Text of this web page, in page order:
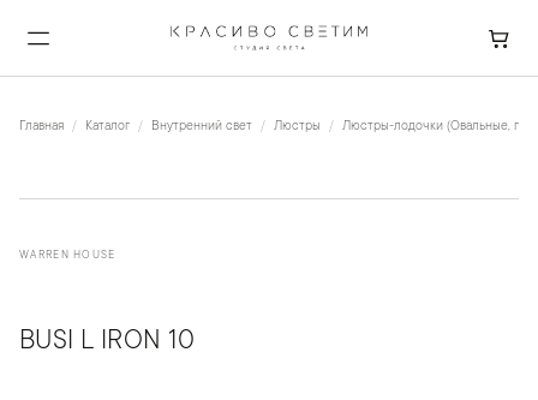
Главная Каталог Внутренний свет Люстры Люстры-лодочки (Овальные,
WARREN HOUSE
BUSI L IRON 10